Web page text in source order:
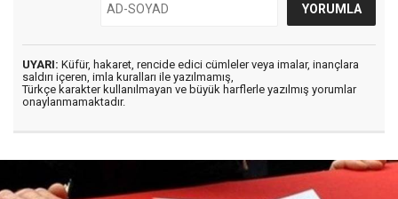
UYARI: Küfür, hakaret, rencide edici cümleler veya imalar, inançlara
saldırı içeren, imla kuralları ile yazılmamış,
Türkçe karakter kullanılmayan ve büyük harflerle yazılmış yorumlar
onaylanmamaktadır.